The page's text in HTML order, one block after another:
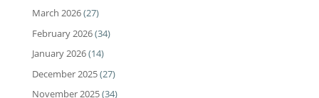
March 2026(27)
February 2026(34)
January 2026(14)
December 2025(27)
November 2025(34)